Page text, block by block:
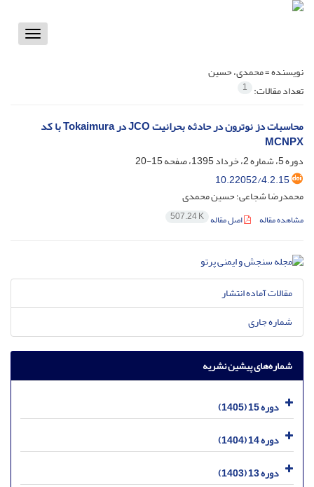
Toggle
نویسنده =محمدی، حسین
تعداد مقالات: 1
محاسبات دز نوترون در حادثه بحرانیت JCO در Tokaimura با کد
MCNPX
دوره 5، شماره 2، خرداد 1395، صفحه
15-20
10.22052/4.2.15
محمدرضا شجاعی؛ حسین محمدی
مشاهده مقاله اصل مقاله 507.24 K
مقالات آماده انتشار
شماره جاری
شماره‌های پیشین نشریه
دوره 15 (1405)
دوره 14 (1404)
دوره 13 (1403)